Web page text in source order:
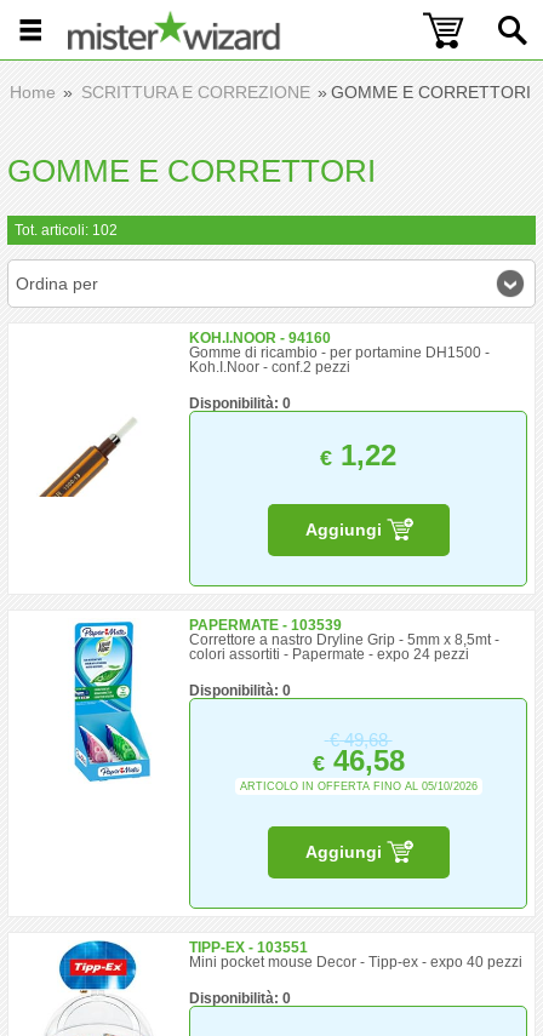
Home SCRITTURA E CORREZIONE GOMME E CORRETTORI
GOMME E CORRETTORI
Tot. articoli: 102
Ordina per
KOH.I.NOOR - 94160
Gomme di ricambio - per portamine DH1500 -
Koh.I.Noor - conf.2 pezzi
Disponibilità: 0
€ 1,22
Aggiungi
PAPERMATE - 103539
Correttore a nastro Dryline Grip - 5mm x 8,5mt -
colori assortiti - Papermate - expo 24 pezzi
Disponibilità: 0
€49,68
€46,58
ARTICOLO IN OFFERTA FINO AL 05/10/2026
Aggiungi
TIPP-EX - 103551
Mini pocket mouse Decor - Tipp-ex - expo 40 pezzi
Disponibilità: 0